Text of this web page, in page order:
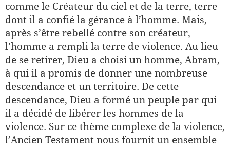
comme le Créateur du ciel et de la terre, terre
dont il a confié la gérance à l’homme. Mais,
après s’être rebellé contre son créateur,
l’homme a rempli la terre de violence. Au lieu
de se retirer, Dieu a choisi un homme, Abram,
à qui il a promis de donner une nombreuse
descendance et un territoire. De cette
descendance, Dieu a formé un peuple par qui
il a décidé de libérer les hommes de la
violence. Sur ce thème complexe de la violence,
l’Ancien Testament nous fournit un ensemble